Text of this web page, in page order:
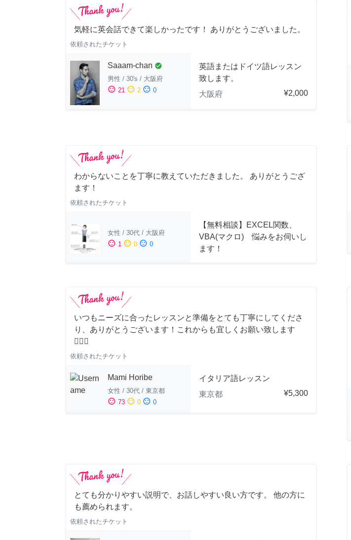
気軽に英会話できて楽しかったです！ ありがとうございました。
依頼されたチケット
Saaam-chan check_circle
男性 / 30's / 大阪府
sentiment_satisfied 21 sentiment_neutral 2 sentiment_dissatisfied 0
英語またはドイツ語レッスン
致します。
大阪府
¥2,000
わからないことを丁寧に教えていただきました。 ありがとうござ
ます！
依頼されたチケット
女性 / 30代 / 大阪府
sentiment_satisfied 1 sentiment_neutral 0 sentiment_dissatisfied 0
【無料相談】EXCEL関数、
VBA(マクロ) 悩みをお伺いし
ます！
いつもニーズに合ったレッスンと準備をとても丁寧にしてくださ
り、ありがとうございます！これからも宜しくお願い致します
🙇‍♀️✨
依頼されたチケット
Mami Horibe
女性 / 30代 / 東京都
sentiment_satisfied 73 sentiment_neutral 0 sentiment_dissatisfied 0
イタリア語レッスン
東京都
¥5,300
とても分かりやすい説明で、お話しやすい良い方です。 他の方に
も薦められます。
依頼されたチケット